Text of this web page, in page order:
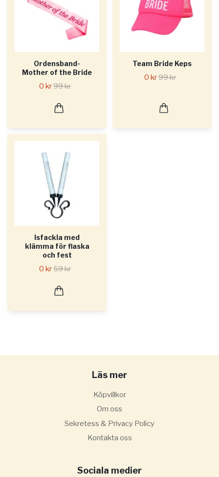
Ordensband-
Mother of the Bride
0 kr99 kr
Team Bride Keps
0 kr99 kr
Isfackla med
klämma för flaska
och fest
0 kr59 kr
Läs mer
Köpvillkor
Om oss
Sekretess & Privacy Policy
Kontakta oss
Sociala medier